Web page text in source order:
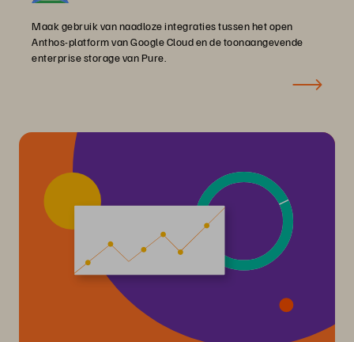
Maak gebruik van naadloze integraties tussen het open
Anthos-platform van Google Cloud en de toonaangevende
enterprise storage van Pure.